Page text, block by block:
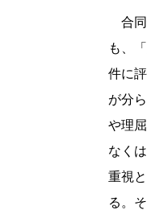
合同
も、
件に
が分
や理
なく
重視
る。